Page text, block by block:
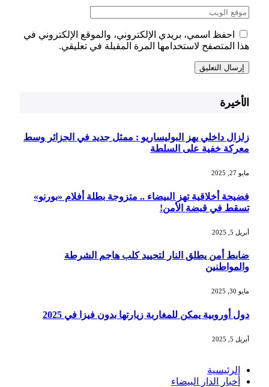
احفظ اسمي، بريدي الإلكتروني، والموقع الإلكتروني في
هذا المتصفح لاستخدامها المرة المقبلة في تعليقي.
الأخيرة
زلزال داخلي يهز البوليساريو : ممثل جديد في الجزائر وسط
معركة خفية على السلطة
مايو 27, 2025
فضيحة أخلاقية تهز البيضاء .. متزوجة بطلة أفلام «بورنو»
تسقط في قبضة الأمن!
أبريل 5, 2025
ضابط أمن يطلق النار لتحييد كلب هاجم الشرطة
والمواطنين
مايو 30, 2025
دول أوروبية يمكن للمغاربة زيارتها بدون فيزا في 2025
أبريل 5, 2025
الرئيسية
أخبار الدار البيضاء